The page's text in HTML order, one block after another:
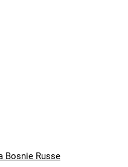
Bosnie Russe